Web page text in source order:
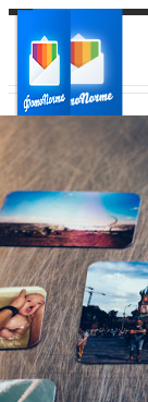
Ваш город:
Ваш регион
Выберите из